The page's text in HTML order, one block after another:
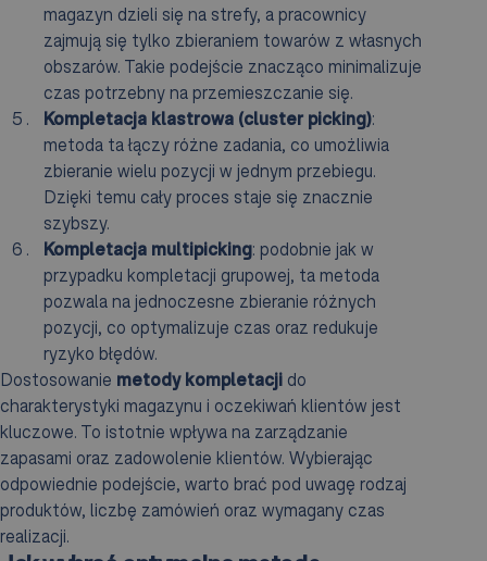
magazyn dzieli się na strefy, a pracownicy
zajmują się tylko zbieraniem towarów z własnych
obszarów. Takie podejście znacząco minimalizuje
czas potrzebny na przemieszczanie się.
Kompletacja klastrowa (cluster picking):
metoda ta łączy różne zadania, co umożliwia
zbieranie wielu pozycji w jednym przebiegu.
Dzięki temu cały proces staje się znacznie
szybszy.
Kompletacja multipicking: podobnie jak w
przypadku kompletacji grupowej, ta metoda
pozwala na jednoczesne zbieranie różnych
pozycji, co optymalizuje czas oraz redukuje
ryzyko błędów.
Dostosowanie metody kompletacji do
charakterystyki magazynu i oczekiwań klientów jest
kluczowe. To istotnie wpływa na zarządzanie
zapasami oraz zadowolenie klientów. Wybierając
odpowiednie podejście, warto brać pod uwagę rodzaj
produktów, liczbę zamówień oraz wymagany czas
realizacji.